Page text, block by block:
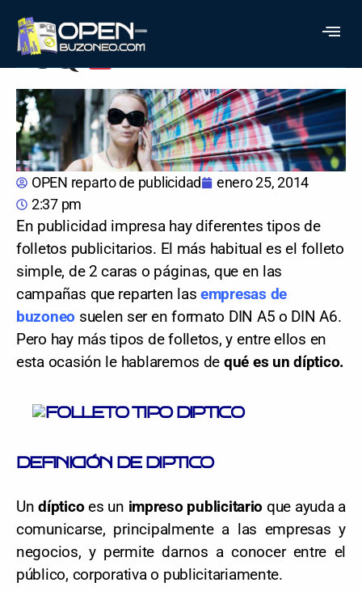
¿QUÉ ES UN DÍPTICO?
OPEN reparto de publicidad
enero 25, 2014
2:37 pm
En publicidad impresa hay diferentes tipos de
folletos publicitarios. El más habitual es el folleto
simple, de 2 caras o páginas, que en las
campañas que reparten las empresas de
buzoneo suelen ser en formato DIN A5 o DIN A6.
Pero hay más tipos de folletos, y entre ellos en
esta ocasión le hablaremos de qué es un díptico.
DEFINICIÓN DE DIPTICO
Undíptico es un impreso publicitario que ayuda a
comunicarse, principalmente a las empresas y
negocios, y permite darnos a conocer entre el
público, corporativa o publicitariamente.